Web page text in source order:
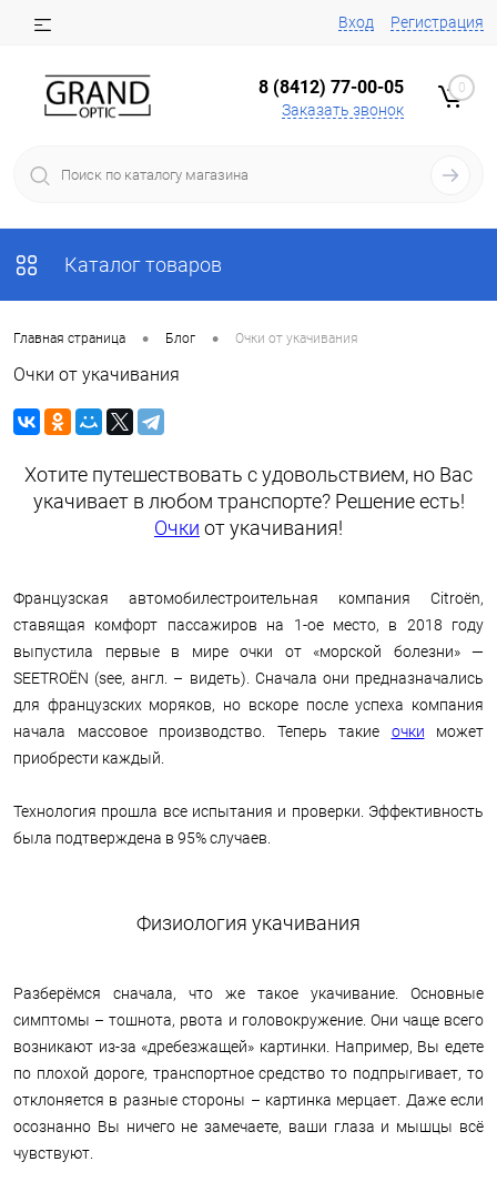
Вход Регистрация
8 (8412) 77-00-05
Заказать звонок
0
Каталог товаров
Главная страница • Блог • Очки от укачивания
Очки от укачивания
Хотите путешествовать с удовольствием, но Вас
укачивает в любом транспорте? Решение есть!
Очки от укачивания!
Французская автомобилестроительная компания Citroën,
ставящая комфорт пассажиров на 1-ое место, в 2018 году
выпустила первые в мире очки от «морской болезни» —
SEETROËN (see, англ. – видеть). Сначала они предназначались
для французских моряков, но вскоре после успеха компания
начала массовое производство. Теперь такие очки может
приобрести каждый.
Технология прошла все испытания и проверки. Эффективность
была подтверждена в 95% случаев.
Физиология укачивания
Разберёмся сначала, что же такое укачивание. Основные
симптомы – тошнота, рвота и головокружение. Они чаще всего
возникают из-за «дребезжащей» картинки. Например, Вы едете
по плохой дороге, транспортное средство то подпрыгивает, то
отклоняется в разные стороны – картинка мерцает. Даже если
осознанно Вы ничего не замечаете, ваши глаза и мышцы всё
чувствуют.